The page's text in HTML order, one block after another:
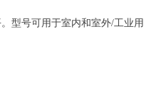
型号可用于室内和室外/工业用